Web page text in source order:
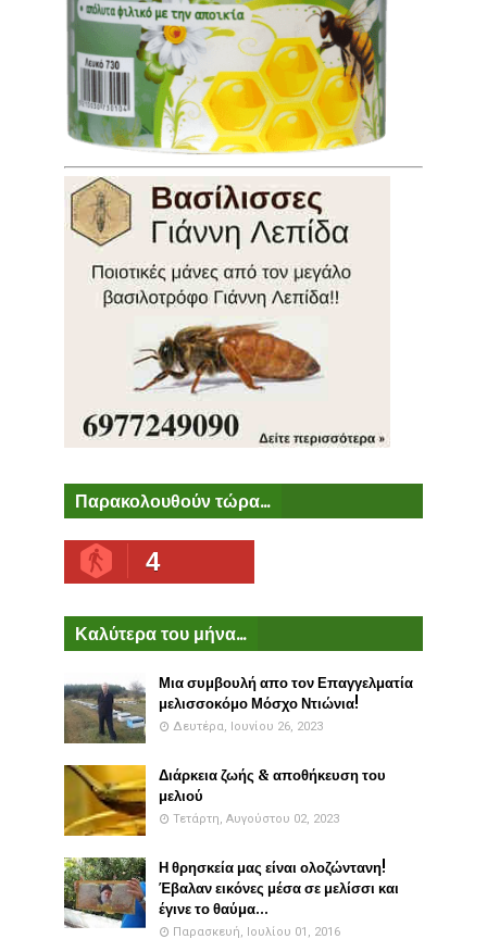
Παρακολουθούν τώρα...
4
Καλύτερα του μήνα...
Μια συμβουλή απο τον Επαγγελματία
μελισσοκόμο Μόσχο Ντιώνια!
Δευτέρα, Ιουνίου 26, 2023
Διάρκεια ζωής & αποθήκευση του
μελιού
Τετάρτη, Αυγούστου 02, 2023
Η θρησκεία μας είναι ολοζώντανη!
Έβαλαν εικόνες μέσα σε μελίσσι και
έγινε το θαύμα...
Παρασκευή, Ιουλίου 01, 2016